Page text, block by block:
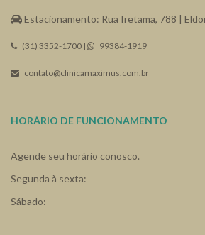
Estacionamento: Rua Iretama, 788 |
(31) 3352-1700 | 99384-1919
contato@clinicamaximus.com.br
HORÁRIO DE FUNCIONAMENTO
Agende seu horário conosco.
Segunda à sexta:
Sábado: